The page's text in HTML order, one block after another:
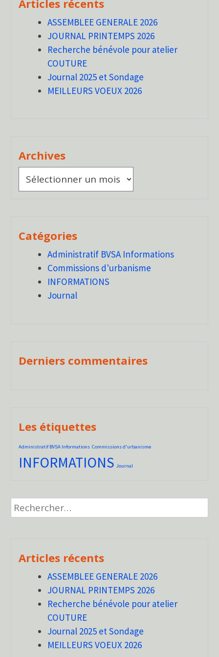
Articles récents
ASSEMBLEE GENERALE 2026
JOURNAL PRINTEMPS 2026
Recherche bénévole pour atelier
COUTURE
Journal 2025 et Sondage
MEILLEURS VOEUX 2026
Archives
Archives
Catégories
Administratif BVSA Informations
Commissions d'urbanisme
INFORMATIONS
Journal
Derniers commentaires
Les étiquettes
Administratif BVSA Informations Commissions d'urbanisme
INFORMATIONS Journal
Rechercher :
Articles récents
ASSEMBLEE GENERALE 2026
JOURNAL PRINTEMPS 2026
Recherche bénévole pour atelier
COUTURE
Journal 2025 et Sondage
MEILLEURS VOEUX 2026